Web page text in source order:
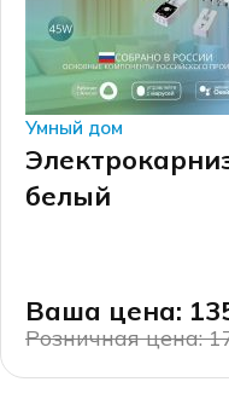
Умный дом
белый
Розничная цена:
Ваша цена: